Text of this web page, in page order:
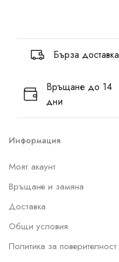
Бърза доставка
Връщане до 14
дни
Информация
Моят акаунт
Връщане и замяна
Доставка
Общи условия
Политика за поверителност